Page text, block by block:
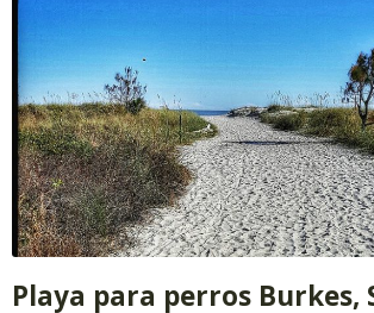
Playa para perros Burkes,